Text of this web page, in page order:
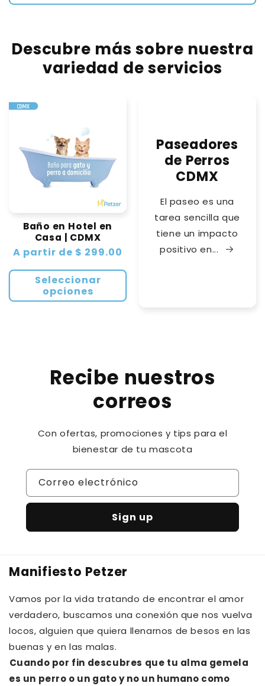
Descubre más sobre nuestra
variedad de servicios
Baño en Hotel en
Casa | CDMX
Precio
A partir de $ 299.00
Seleccionar
opciones
Paseadores
de Perros
CDMX
El paseo es una
tarea sencilla que
tiene un impacto
positivo en...
Recibe nuestros
correos
Con ofertas, promociones y tips para el
bienestar de tu mascota
Correo electrónico
Sign up
Manifiesto Petzer
Vamos por la vida tratando de encontrar el amor
verdadero, buscamos una conexión que nos vuelva
locos, alguien que quiera llenarnos de besos en las
buenas y en las malas.⁠⁠
Cuando por fin descubres que tu alma gemela
es un perro o un gato y no un humano como